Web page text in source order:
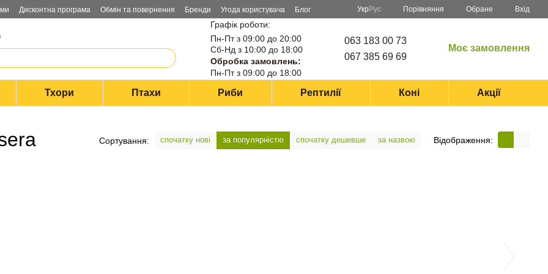
Дисконтна програма Обмін та повернення Бренди Угода користувача Блог Укр Рус Порівняння Обране Вхід
Графік роботи:
Пн-Пт з 09:00 до 20:00
Сб-Нд з 10:00 до 18:00
Обробка замовлень:
Пн-Пт з 09:00 до 18:00
063 183 00 73
067 385 69 69
Моє замовлення
Тхори Птахи Риби Рептилії Коні Акції
Сортування: спочатку нові за популярністю спочатку дешевше за назвою Відображення: